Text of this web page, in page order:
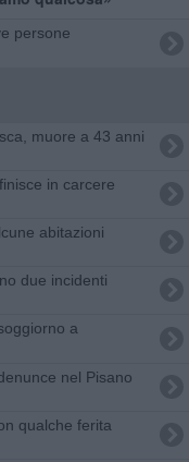
persone
muore a 43 anni
in carcere
abitazioni
due incidenti
a
nel Pisano
qualche ferita